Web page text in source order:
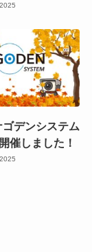
ゴデンシステム
催しました！